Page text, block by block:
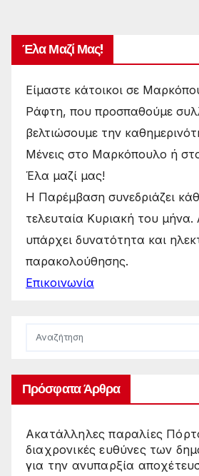
Έλα Μαζί Μας!
Είμαστε κάτοικοι σε
Ράφτη, που προσπαθούμε
βελτιώσουμε την
Μένεις στο Μαρκόπουλο ή
Έλα μαζί μας!
Η Παρέμβαση συνεδριάζει
τελευταία Κυριακή του
υπάρχει δυνατότητα και
παρακολούθησης.
Επικοινωνία
Πρόσφατα Άρθρα
Ακατάλληλες παραλίες
διαχρονικές ευθύνες των
για την ανυπαρξία